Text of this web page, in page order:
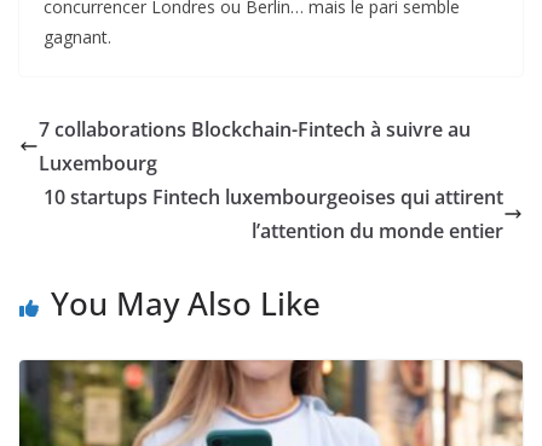
concurrencer Londres ou Berlin… mais le pari semble
gagnant.
7 collaborations Blockchain-Fintech à suivre au
Luxembourg
10 startups Fintech luxembourgeoises qui attirent
l’attention du monde entier
You May Also Like